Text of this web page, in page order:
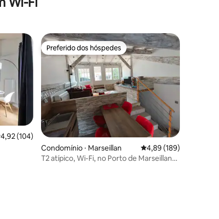
de uma avaliação média de 5, 104 avaliações
4,92 (104)
Preferido dos hóspedes
Preferido dos hóspedes
Condomínio ⋅ Marseillan 4,89 de uma avaliação
4,89 (189)
T2 atípico, Wi-Fi, no Porto de Marseillan